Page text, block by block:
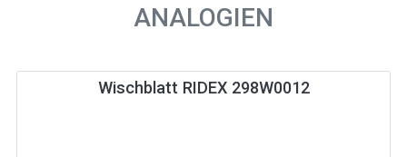
ANALOGIEN
Wischblatt RIDEX 298W0012